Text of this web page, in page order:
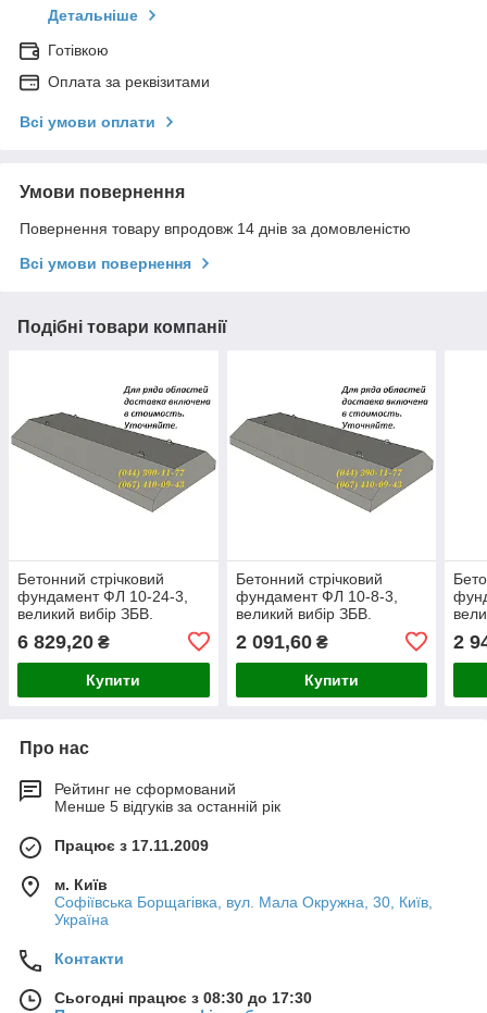
Детальніше
Готівкою
Оплата за реквізитами
Всі умови оплати
Умови повернення
Повернення товару впродовж 14 днів за домовленістю
Всі умови повернення
Подібні товари компанії
Бетонний стрічковий
фундамент ФЛ 10-24-3,
великий вибір ЗБВ.
Доставка в будь-яку точку
України.
6 829,20 ₴
Купити
Бетонний стрічковий
фундамент ФЛ 10-8-3,
великий вибір ЗБВ.
Доставка в будь-яку точку
України.
2 091,60₴
Купити
2
Про нас
Рейтинг не сформований
Менше 5 відгуків за останній рік
Працює з 17.11.2009
м. Київ
Софіївська Борщагівка, вул. Мала Окружна, 30, Київ,
Україна
Контакти
Сьогодні працює з 08:30 до 17:30